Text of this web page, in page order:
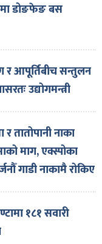
डोङफेङ बस
र आपूर्तिबीच सन्तुलन
उद्योगमन्त्री
र तातोपानी नाका
माग, एक्स्पोका
गाडी नाकामै रोकिए
१८१ सवारी